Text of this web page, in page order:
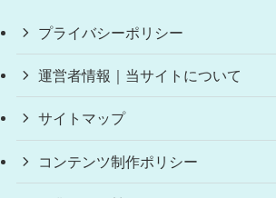
プライバシーポリシー
運営者情報｜当サイトについて
サイトマップ
コンテンツ制作ポリシー